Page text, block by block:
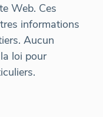
Web. Ces
informations
Aucun
loi pour